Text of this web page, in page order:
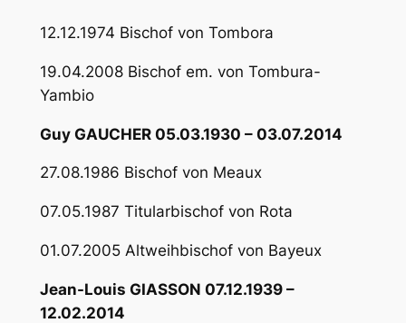
12.12.1974 Bischof von Tombora
19.04.2008 Bischof em. von Tombura-
Yambio
Guy GAUCHER 05.03.1930 – 03.07.2014
27.08.1986 Bischof von Meaux
07.05.1987 Titularbischof von Rota
01.07.2005 Altweihbischof von Bayeux
Jean-Louis GIASSON 07.12.1939 –
12.02.2014